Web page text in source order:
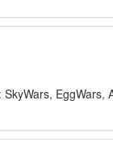
SkyWars,